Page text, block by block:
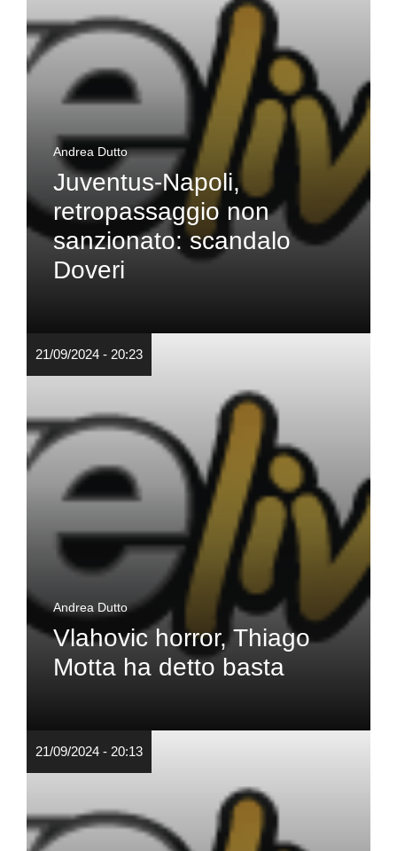
Andrea Dutto
Juventus-Napoli,
retropassaggio non
sanzionato: scandalo
Doveri
21/09/2024 - 20:23
Andrea Dutto
Vlahovic horror, Thiago
Motta ha detto basta
21/09/2024 - 20:13